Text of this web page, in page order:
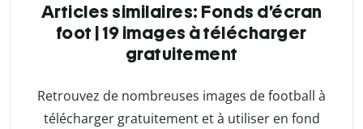
Articles similaires: Fonds d’écran
foot | 19 images à télécharger
gratuitement
Retrouvez de nombreuses images de football à
télécharger gratuitement et à utiliser en fond